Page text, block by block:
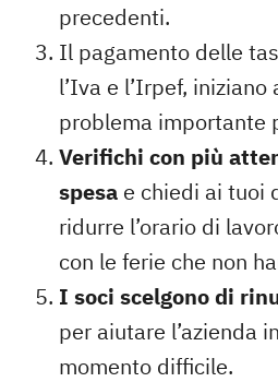
precedenti.
Il pagamento delle
l’Iva e l’Irpef, iniziano
problema importante
Verifichi con più
spesa e chiedi ai tuoi
ridurre l’orario di
con le ferie che non
I soci scelgono di
per aiutare l’azienda
momento difficile.